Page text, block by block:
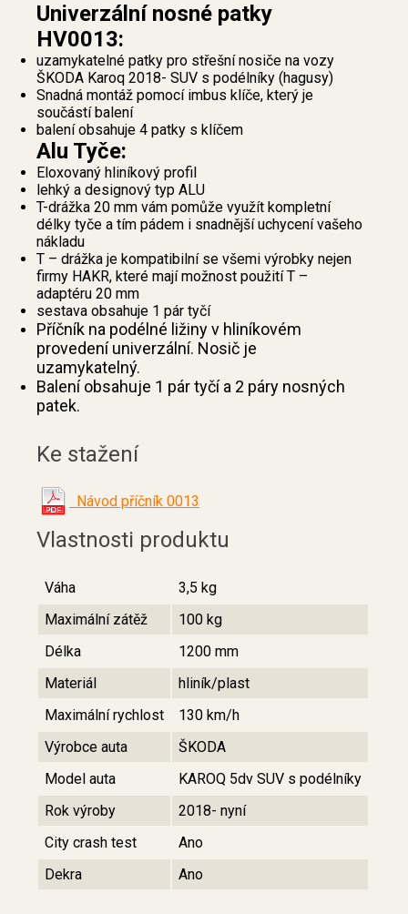
Univerzální nosné patky
HV0013:
uzamykatelné patky pro střešní nosiče na vozy
ŠKODA Karoq 2018- SUV s podélníky (hagusy)
Snadná montáž pomocí imbus klíče, který je
součástí balení
balení obsahuje 4 patky s klíčem
Alu Tyče:
Eloxovaný hliníkový profil
lehký a designový typ ALU
T-drážka 20 mm vám pomůže využít kompletní
délky tyče a tím pádem i snadnější uchycení vašeho
nákladu
T – drážka je kompatibilní se všemi výrobky nejen
firmy HAKR, které mají možnost použití T –
adaptéru 20 mm
sestava obsahuje 1 pár tyčí
Příčník na podélné ližiny v hliníkovém
provedení univerzální. Nosič je
uzamykatelný.
Balení obsahuje 1 pár tyčí a 2 páry nosných
patek.
Ke stažení
Návod příčník 0013
Vlastnosti produktu
Váha
3,5 kg
Maximální zátěž
100 kg
Délka
1200 mm
Materiál
hliník/plast
Maximální rychlost
130 km/h
Výrobce auta
ŠKODA
Model auta
KAROQ 5dv SUV s podélníky
Rok výroby
2018- nyní
City crash test
Ano
Dekra
Ano